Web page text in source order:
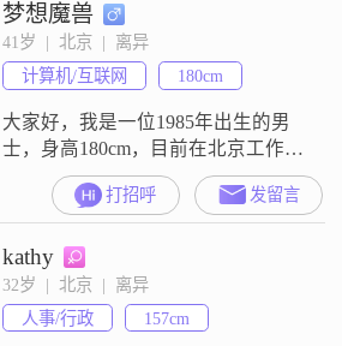
资收益远超工资，比普通上班族要
宽裕一些，但远算不上富裕。不喜
欢长时间闲聊，感觉不错最好能赶
紧约出来见面，遇到有聊得来但不
适合做对象的，我也乐意多结交一
个有品味的朋友。独
梦想魔兽
41岁  |  北京  |  离异
计算机/互联网
180cm
大家好，我是一位1985年出生的男
士，身高180cm，目前在北京工作，
月收入在20001到50000元之间。我
拥有大学本科学历，性格上我比较
稳重可靠，做事有自己的原则，不
喜欢拖泥带水。在生活中，我是个
幽默风趣的人，喜欢用轻松的态度
去面对问题，这也让我周围的朋友
和同事都比较喜欢和我相处。我觉
打招呼 发留言
kathy
32岁  |  北京  |  离异
人事/行政
157cm